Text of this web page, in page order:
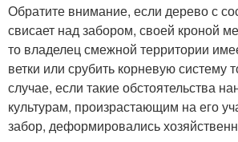
Обратите внимание, если дерево с
свисает над забором, своей кроной
то владелец смежной территории
ветки или срубить корневую систему
случае, если такие обстоятельства
культурам, произрастающим на его
забор, деформировались